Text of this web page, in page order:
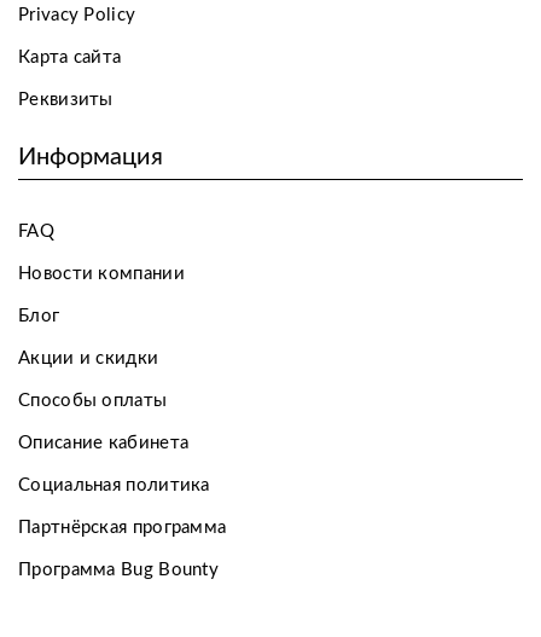
Privacy Policy
Карта сайта
Реквизиты
Информация
FAQ
Новости компании
Блог
Акции и скидки
Способы оплаты
Описание кабинета
Социальная политика
Партнёрская программа
Программа Bug Bounty